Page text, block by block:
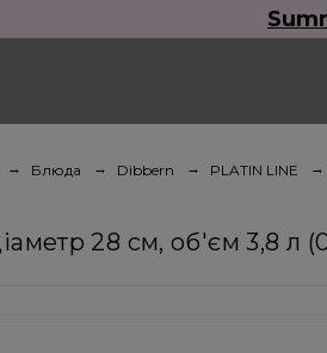
Блюда Dibbern PLATIN LINE
28 см, об'єм 3,8 л